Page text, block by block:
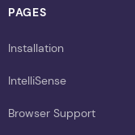
PAGES
Installation
IntelliSense
Browser Support